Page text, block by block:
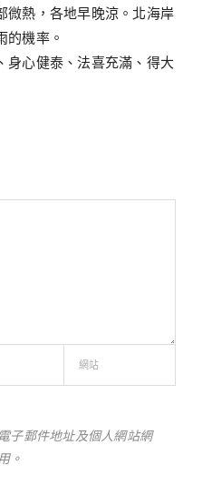
微熱，各地早晚涼。北海岸
的機率。
身心健泰、法喜充滿、得大
子郵件地址及個人網站網
。